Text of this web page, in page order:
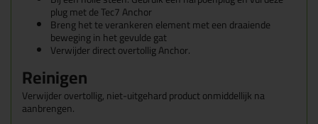
plug met de Tec7 Anchor
Breng het te verankeren element met een draaiende
beweging in het gevulde gat
Verwijder direct overtollig Anchor.
Reinigen
Verwijder overtollig, niet-uitgehard product onmiddellijk na
aanbrengen.